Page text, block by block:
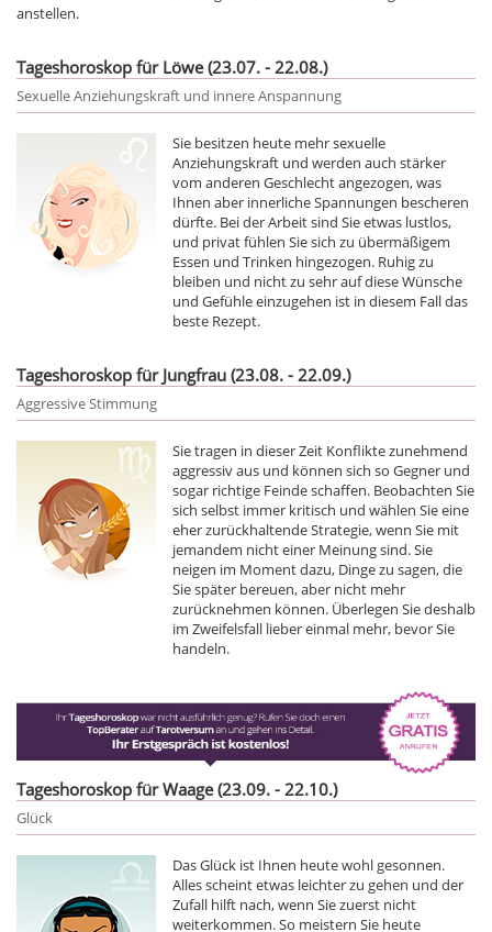
anstellen.
Tageshoroskop für Löwe (23.07. - 22.08.)
Sexuelle Anziehungskraft und innere Anspannung
Sie besitzen heute mehr sexuelle
Anziehungskraft und werden auch stärker
vom anderen Geschlecht angezogen, was
Ihnen aber innerliche Spannungen bescheren
dürfte. Bei der Arbeit sind Sie etwas lustlos,
und privat fühlen Sie sich zu übermäßigem
Essen und Trinken hingezogen. Ruhig zu
bleiben und nicht zu sehr auf diese Wünsche
und Gefühle einzugehen ist in diesem Fall das
beste Rezept.
Tageshoroskop für Jungfrau (23.08. - 22.09.)
Aggressive Stimmung
Sie tragen in dieser Zeit Konflikte zunehmend
aggressiv aus und können sich so Gegner und
sogar richtige Feinde schaffen. Beobachten Sie
sich selbst immer kritisch und wählen Sie eine
eher zurückhaltende Strategie, wenn Sie mit
jemandem nicht einer Meinung sind. Sie
neigen im Moment dazu, Dinge zu sagen, die
Sie später bereuen, aber nicht mehr
zurücknehmen können. Überlegen Sie deshalb
im Zweifelsfall lieber einmal mehr, bevor Sie
handeln.
Tageshoroskop für Waage (23.09. - 22.10.)
Glück
Das Glück ist Ihnen heute wohl gesonnen.
Alles scheint etwas leichter zu gehen und der
Zufall hilft nach, wenn Sie zuerst nicht
weiterkommen. So meistern Sie heute